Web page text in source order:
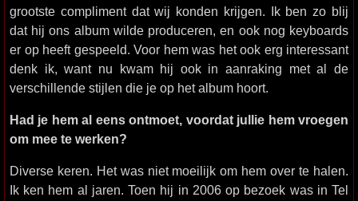
grootste compliment dat wij konden krijgen. Ik ben zo blij
dat hij ons album wilde produceren, en ook nog keyboards
er op heeft gespeeld. Voor hem was het ook erg interessant
denk ik, want nu kwam hij ook in aanraking met al de
verschillende stijlen die je op het album hoort.
Had je hem al eens ontmoet, voordat jullie hem vroegen
om mee te werken?
Diverse keren. Het was niet moeilijk om hem over te halen.
Ik ken hem al jaren. Toen hij in 2006 op bezoek was in Tel